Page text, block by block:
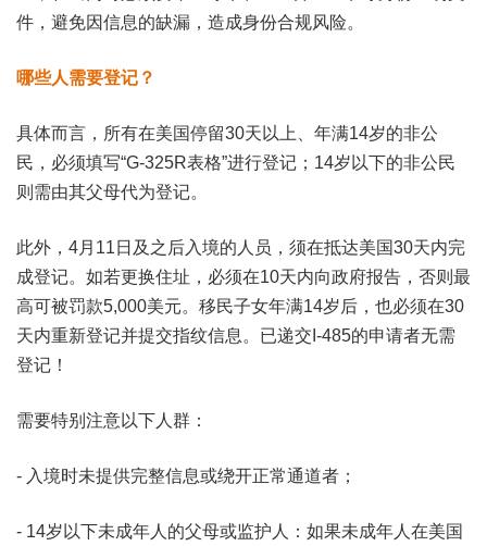
件，避免因信息的缺漏，造成身份合规风险。
哪些人需要登记？
具体而言，所有在美国停留30天以上、年满14岁的非公
民，必须填写“G-325R表格”进行登记；14岁以下的非公民
则需由其父母代为登记。
此外，4月11日及之后入境的人员，须在抵达美国30天内完
成登记。如若更换住址，必须在10天内向政府报告，否则最
高可被罚款5,000美元。移民子女年满14岁后，也必须在30
天内重新登记并提交指纹信息。已递交I-485的申请者无需
登记！
需要特别注意以下人群：
- 入境时未提供完整信息或绕开正常通道者；
- 14岁以下未成年人的父母或监护人：如果未成年人在美国